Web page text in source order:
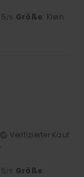
/5 Größe: Klein
Verifizierter Kauf
/5 Größe: